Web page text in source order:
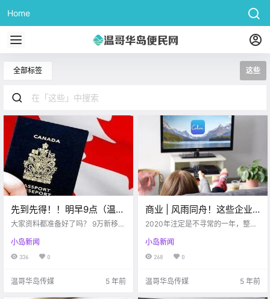
Home
全部标签 这些
先到先得！！明早9点（温哥
华时间）抢移民名额！！这
大家资料都准备好了吗？ 9万新移民
时间早上9点 多伦多时间中午12点
名额先到先得！！ 今天下午的时候
小岛新闻
336 0
温哥华岛传媒 5 年前
商业 | 风雨同舟！这些企业
在疫情的暴风雨中为社会撑
2020年注定是不寻常的一年，整个
着，社会和经济极其不稳定。 在这
个特殊的时期，加拿大的众多企业
发产品和项目，来.
小岛新闻
268 0
温哥华岛传媒 5 年前